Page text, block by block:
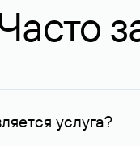
услуга?